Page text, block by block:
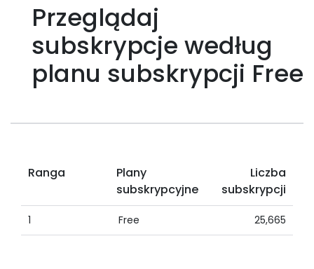
Przeglądaj
subskrypcje według
planu subskrypcji Free
Ranga
Plany
subskrypcyjne
Liczba
subskrypcji
1 Free 25,665